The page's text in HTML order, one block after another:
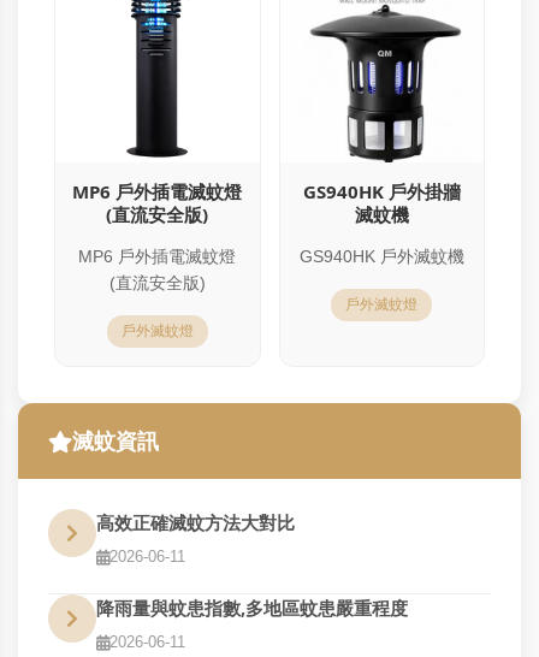
MP6 戶外插電滅蚊燈
(直流安全版)
MP6 戶外插電滅蚊燈
(直流安全版)
戶外滅蚊燈
GS940HK 戶外掛牆
滅蚊機
GS940HK 戶外滅蚊機
戶外滅蚊燈
滅蚊資訊
高效正確滅蚊方法大對比
2026-06-11
降雨量與蚊患指數,多地區蚊患嚴重程度
2026-06-11